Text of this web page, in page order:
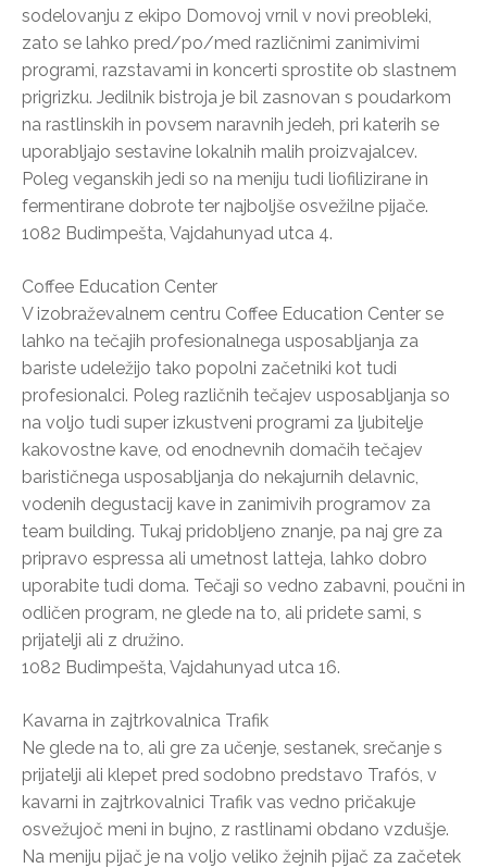
sodelovanju z ekipo Domovoj vrnil v novi preobleki,
zato se lahko pred/po/med različnimi zanimivimi
programi, razstavami in koncerti sprostite ob slastnem
prigrizku. Jedilnik bistroja je bil zasnovan s poudarkom
na rastlinskih in povsem naravnih jedeh, pri katerih se
uporabljajo sestavine lokalnih malih proizvajalcev.
Poleg veganskih jedi so na meniju tudi liofilizirane in
fermentirane dobrote ter najboljše osvežilne pijače.
1082 Budimpešta, Vajdahunyad utca 4.
Coffee Education Center
V izobraževalnem centru Coffee Education Center se
lahko na tečajih profesionalnega usposabljanja za
bariste udeležijo tako popolni začetniki kot tudi
profesionalci. Poleg različnih tečajev usposabljanja so
na voljo tudi super izkustveni programi za ljubitelje
kakovostne kave, od enodnevnih domačih tečajev
barističnega usposabljanja do nekajurnih delavnic,
vodenih degustacij kave in zanimivih programov za
team building. Tukaj pridobljeno znanje, pa naj gre za
pripravo espressa ali umetnost latteja, lahko dobro
uporabite tudi doma. Tečaji so vedno zabavni, poučni in
odličen program, ne glede na to, ali pridete sami, s
prijatelji ali z družino.
1082 Budimpešta, Vajdahunyad utca 16.
Kavarna in zajtrkovalnica Trafik
Ne glede na to, ali gre za učenje, sestanek, srečanje s
prijatelji ali klepet pred sodobno predstavo Trafós, v
kavarni in zajtrkovalnici Trafik vas vedno pričakuje
osvežujoč meni in bujno, z rastlinami obdano vzdušje.
Na meniju pijač je na voljo veliko žejnih pijač za začetek